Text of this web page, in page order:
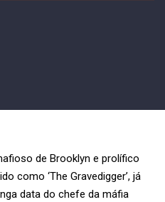
de Brooklyn e prolífico
como ‘The Gravedigger’, já
data do chefe da máfia